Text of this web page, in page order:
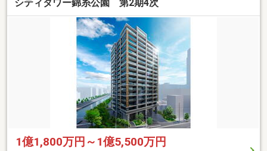
シティタワー錦糸公園 第2期4次
1億1,800万円～1億5,500万円